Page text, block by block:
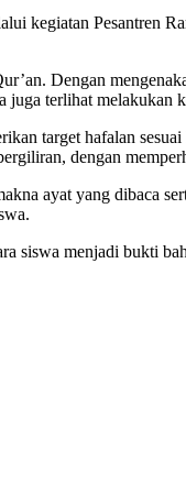
kegiatan Pesantren
Dengan
juga terlihat melakukan
target hafalan
dengan
ayat yang dibaca
siswa menjadi bukti